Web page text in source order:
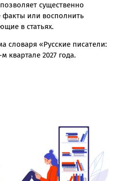
существенно
факты или восполнить
в статьях.
словаря «Русские писатели:
квартале 2027 года.